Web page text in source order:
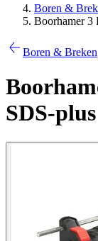
Boren &
Boorhamer 3
Boren & Breken
SDS-plus